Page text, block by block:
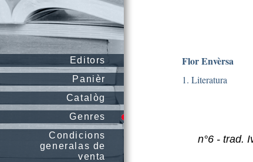
Editors
Panièr
Catalòg
Genres
Condicions
generalas de
venta
Flor Envèrsa
1. Literatura
n°6 - trad.